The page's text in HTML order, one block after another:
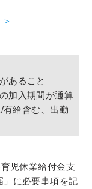
あること
加入期間が通算
有給含む、出勤
児休業給付金支
に必要事項を記